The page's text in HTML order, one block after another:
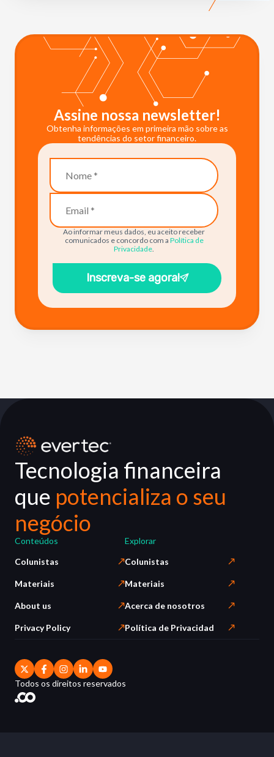
Assine nossa newsletter!
Obtenha informações em primeira mão sobre as
tendências do setor financeiro.
Ao informar meus dados, eu aceito receber
comunicados e concordo com a Política de
Privacidade.
Inscreva-se agora!
Tecnologia financeira
que potencializa o seu
negócio
Conteúdos
Colunistas
Materiais
About us
Privacy Policy
Explorar
Colunistas
Materiais
Acerca de nosotros
Política de Privacidad
Todos os direitos reservados